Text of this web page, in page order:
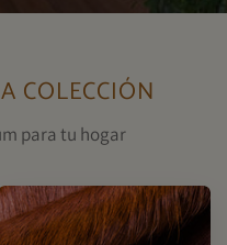
COLECCIÓN
para tu hogar